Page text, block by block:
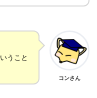
うこと
コンさん